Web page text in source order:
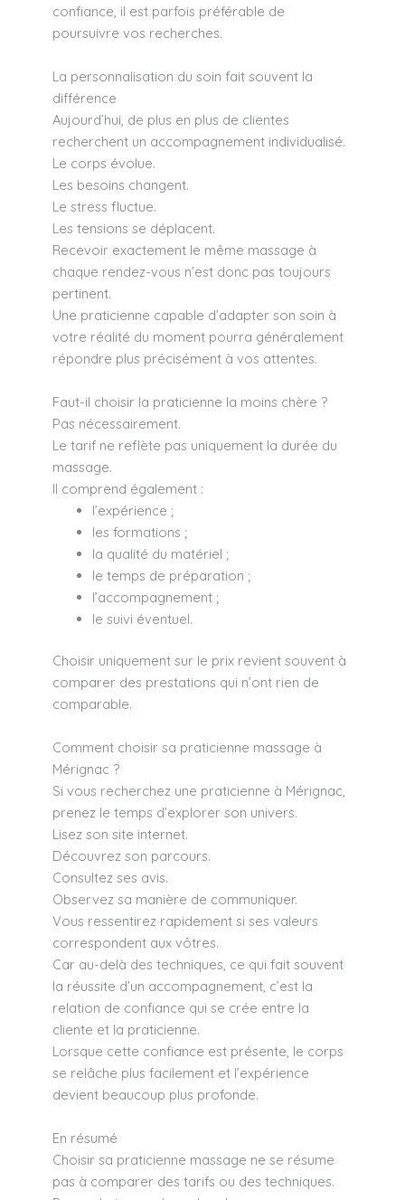
confiance, il est parfois préférable de
poursuivre vos recherches.
La personnalisation du soin fait souvent la
différence
Aujourd’hui, de plus en plus de clientes
recherchent un accompagnement individualisé.
Le corps évolue.
Les besoins changent.
Le stress fluctue.
Les tensions se déplacent.
Recevoir exactement le même massage à
chaque rendez-vous n’est donc pas toujours
pertinent.
Une praticienne capable d’adapter son soin à
votre réalité du moment pourra généralement
répondre plus précisément à vos attentes.
Faut-il choisir la praticienne la moins chère ?
Pas nécessairement.
Le tarif ne reflète pas uniquement la durée du
massage.
Il comprend également :
l’expérience ;
les formations ;
la qualité du matériel ;
le temps de préparation ;
l’accompagnement ;
le suivi éventuel.
Choisir uniquement sur le prix revient souvent à
comparer des prestations qui n’ont rien de
comparable.
Comment choisir sa praticienne massage à
Mérignac ?
Si vous recherchez une praticienne à Mérignac,
prenez le temps d’explorer son univers.
Lisez son site internet.
Découvrez son parcours.
Consultez ses avis.
Observez sa manière de communiquer.
Vous ressentirez rapidement si ses valeurs
correspondent aux vôtres.
Car au-delà des techniques, ce qui fait souvent
la réussite d’un accompagnement, c’est la
relation de confiance qui se crée entre la
cliente et la praticienne.
Lorsque cette confiance est présente, le corps
se relâche plus facilement et l’expérience
devient beaucoup plus profonde.
En résumé
Choisir sa praticienne massage ne se résume
pas à comparer des tarifs ou des techniques.